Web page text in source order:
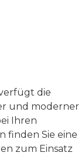
die
und moderner
Ihren
finden Sie eine
zum Einsatz